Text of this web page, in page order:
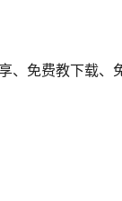
、免费教下载、